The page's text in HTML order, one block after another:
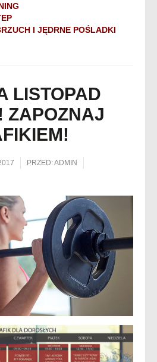
I JĘDRNE POŚLADKI
LISTOPAD
ZAPOZNAJ
PRZED:ADMIN